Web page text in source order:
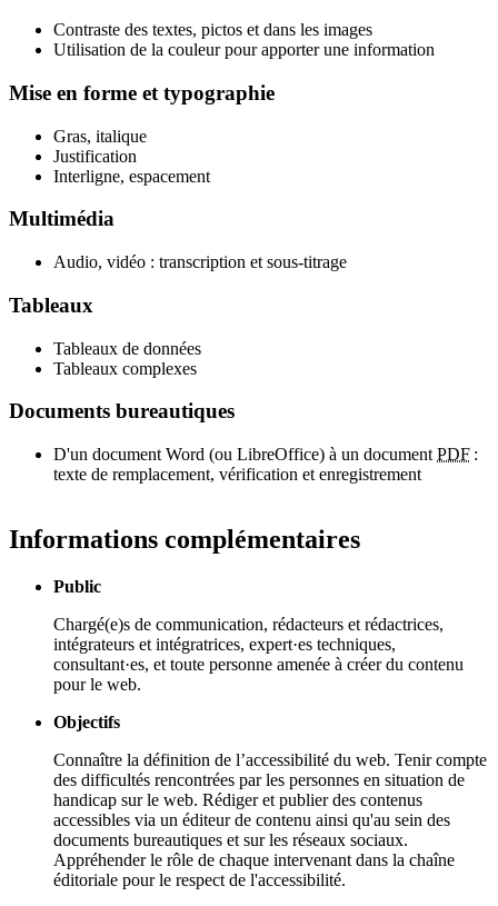
Contraste des textes, pictos et dans les images
Utilisation de la couleur pour apporter une information
Mise en forme et typographie
Gras, italique
Justification
Interligne, espacement
Multimédia
Audio, vidéo : transcription et sous-titrage
Tableaux
Tableaux de données
Tableaux complexes
Documents bureautiques
D'un document Word (ou LibreOffice) à un document PDF :
texte de remplacement, vérification et enregistrement
Informations complémentaires
Public
Chargé(e)s de communication, rédacteurs et rédactrices,
intégrateurs et intégratrices, expert·es techniques,
consultant·es, et toute personne amenée à créer du contenu
pour le web.
Objectifs
Connaître la définition de l’accessibilité du web. Tenir compte
des difficultés rencontrées par les personnes en situation de
handicap sur le web. Rédiger et publier des contenus
accessibles via un éditeur de contenu ainsi qu'au sein des
documents bureautiques et sur les réseaux sociaux.
Appréhender le rôle de chaque intervenant dans la chaîne
éditoriale pour le respect de l'accessibilité.